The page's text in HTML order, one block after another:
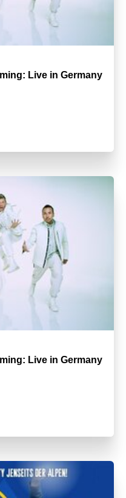
Live in Germany
Live in Germany